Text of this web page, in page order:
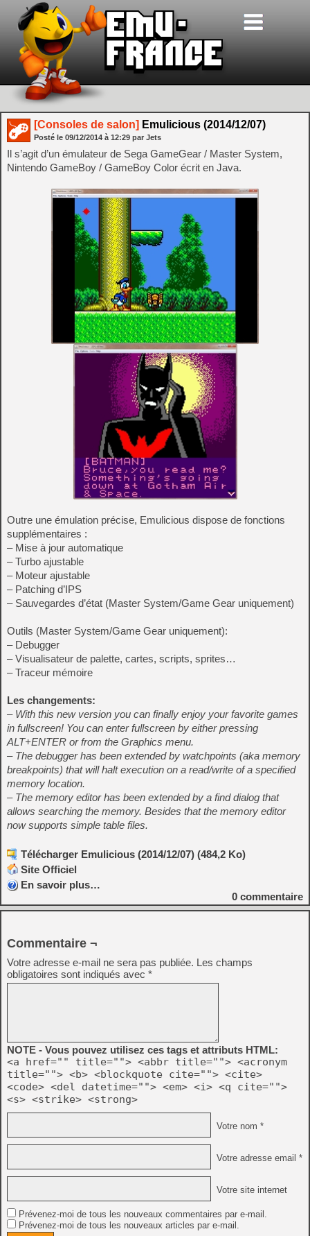
[Consoles de salon] Emulicious (2014/12/07)
Posté le 09/12/2014 à 12:29 par Jets
Il s’agit d’un émulateur de Sega GameGear / Master System,
Nintendo GameBoy / GameBoy Color écrit en Java.
Outre une émulation précise, Emulicious dispose de fonctions
supplémentaires :
– Mise à jour automatique
– Turbo ajustable
– Moteur ajustable
– Patching d’IPS
– Sauvegardes d’état (Master System/Game Gear uniquement)
Outils (Master System/Game Gear uniquement):
– Debugger
– Visualisateur de palette, cartes, scripts, sprites…
– Traceur mémoire
Les changements:
– With this new version you can finally enjoy your favorite games
in fullscreen! You can enter fullscreen by either pressing
ALT+ENTER or from the Graphics menu.
– The debugger has been extended by watchpoints (aka memory
breakpoints) that will halt execution on a read/write of a specified
memory location.
– The memory editor has been extended by a find dialog that
allows searching the memory. Besides that the memory editor
now supports simple table files.
Télécharger Emulicious (2014/12/07) (484,2 Ko)
Site Officiel
En savoir plus…
0 commentaire
Commentaire ¬
Votre adresse e-mail ne sera pas publiée. Les champs
obligatoires sont indiqués avec *
NOTE - Vous pouvez utilisez ces tags et attributs HTML:
<a href="" title=""> <abbr title=""> <acronym
title=""> <b> <blockquote cite=""> <cite>
<code> <del datetime=""> <em> <i> <q cite="">
<s> <strike> <strong>
Votre nom *
Votre adresse email *
Votre site internet
Prévenez-moi de tous les nouveaux commentaires par e-mail.
Prévenez-moi de tous les nouveaux articles par e-mail.